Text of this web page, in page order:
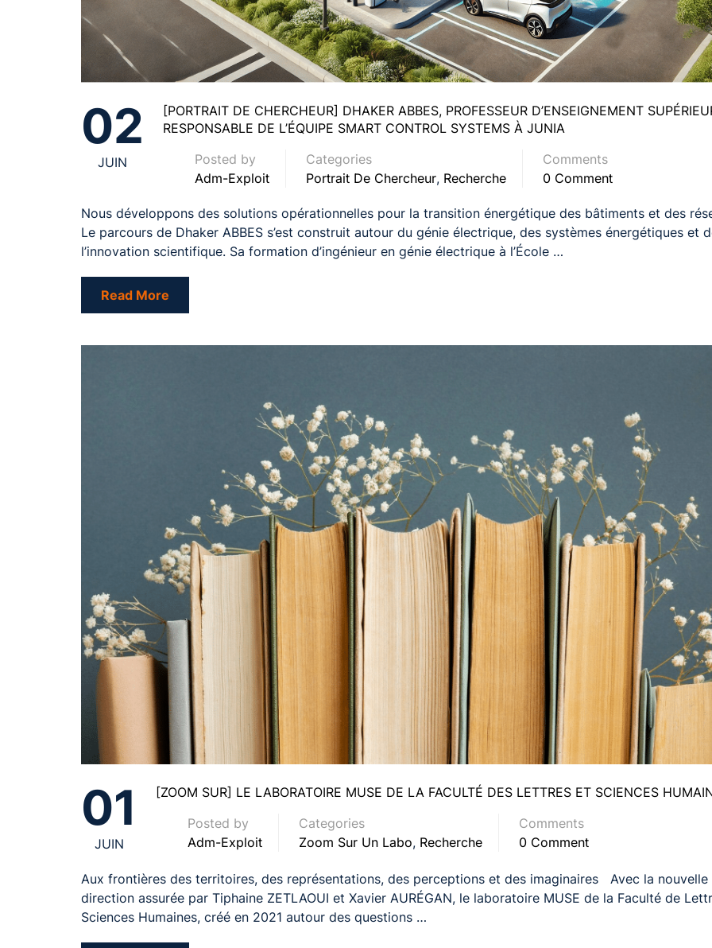
02
JUIN
[PORTRAIT DE CHERCHEUR] DHAKER ABBES, PROFESSEUR D’ENSEIGNEMENT
RESPONSABLE DE L’ÉQUIPE SMART CONTROL SYSTEMS À JUNIA
Posted by
Adm-Exploit
Categories
Portrait De Chercheur, Recherche
Comments
0 Comment
Nous développons des solutions opérationnelles pour la transition énergétique des bâtiments et des
Le parcours de Dhaker ABBES s’est construit autour du génie électrique, des systèmes énergétiques et
l’innovation scientifique. Sa formation d’ingénieur en génie électrique à l’École …
Read More
01
JUIN
[ZOOM SUR] LE LABORATOIRE MUSE DE LA FACULTÉ DES LETTRES ET SCIENCES
Posted by
Adm-Exploit
Categories
Zoom Sur Un Labo, Recherche
Comments
0 Comment
Aux frontières des territoires, des représentations, des perceptions et des imaginaires Avec la
direction assurée par Tiphaine ZETLAOUI et Xavier AURÉGAN, le laboratoire MUSE de la Faculté de
Sciences Humaines, créé en 2021 autour des questions …